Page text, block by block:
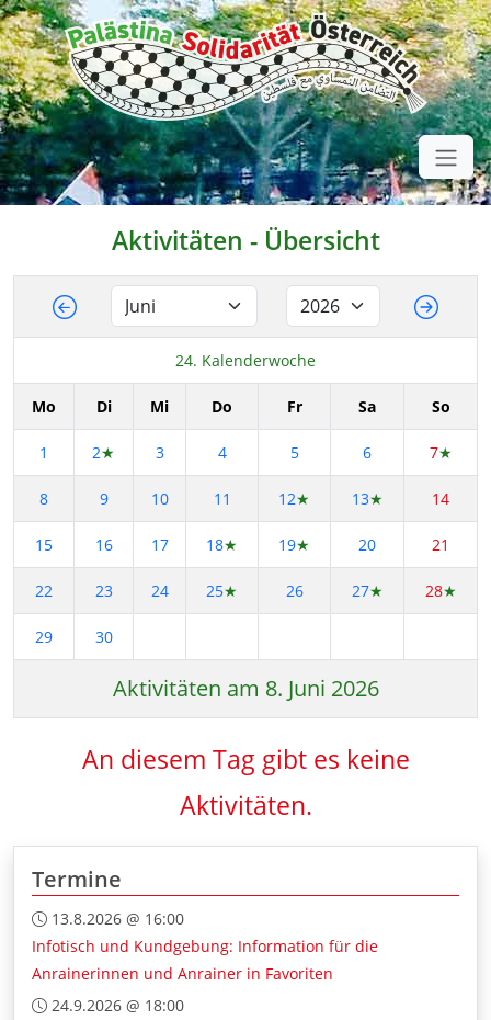
Aktivitäten - Übersicht
24. Kalenderwoche
Mo Di Mi Do Fr Sa So
1 2★ 3 4 5 6 7★
8 9 10 11 12★ 13★ 14
15 16 17 18★ 19★ 20 21
22 23 24 25★ 26 27★ 28★
29 30
Aktivitäten am 8. Juni 2026
An diesem Tag gibt es keine
Aktivitäten.
Termine
13.8.2026 @ 16:00
Infotisch und Kundgebung: Information für die
Anrainerinnen und Anrainer in Favoriten
24.9.2026 @ 18:00